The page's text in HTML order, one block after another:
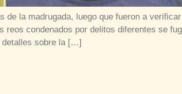
de la madrugada, luego que fueron a
condenados por delitos diferentes se
detalles sobre la […]